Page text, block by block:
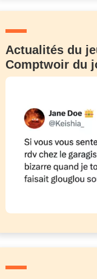
Actualités du
Comptwoir du